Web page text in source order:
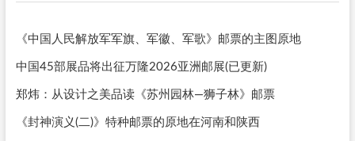
《中国人民解放军军旗、军徽、军歌》邮票的主图原地
中国45部展品将出征万隆2026亚洲邮展(已更新)
郑炜：从设计之美品读《苏州园林—狮子林》邮票
《封神演义(二)》特种邮票的原地在河南和陕西